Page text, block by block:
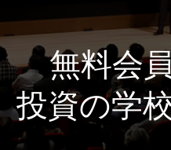
無料会
投資の学